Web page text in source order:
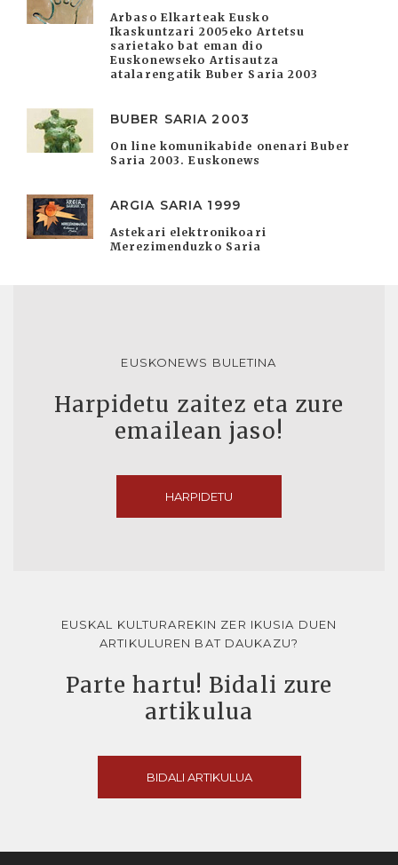
Arbaso Elkarteak Eusko
Ikaskuntzari 2005eko Artetsu
sarietako bat eman dio
Euskonewseko Artisautza
atalarengatik Buber Saria 2003
BUBER SARIA 2003
On line komunikabide onenari Buber
Saria 2003. Euskonews
ARGIA SARIA 1999
Astekari elektronikoari
Merezimenduzko Saria
EUSKONEWS BULETINA
Harpidetu zaitez eta zure
emailean jaso!
HARPIDETU
EUSKAL KULTURAREKIN ZER IKUSIA DUEN
ARTIKULUREN BAT DAUKAZU?
Parte hartu! Bidali zure
artikulua
BIDALI ARTIKULUA